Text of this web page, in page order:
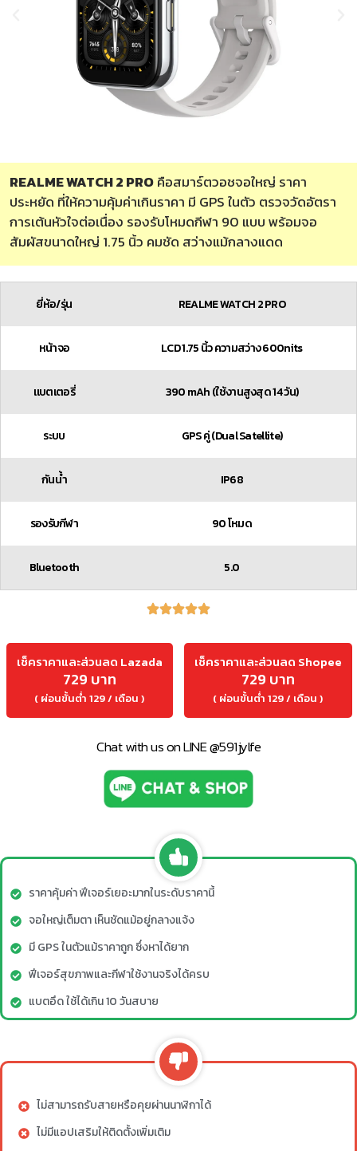
REALME WATCH 2 PROคือสมาร์ตวอชจอใหญ่ ราคา
ประหยัด ที่ให้ความคุ้มค่าเกินราคา มี GPS ในตัว ตรวจวัดอัตรา
การเต้นหัวใจต่อเนื่อง รองรับโหมดกีฬา 90 แบบ พร้อมจอ
สัมผัสขนาดใหญ่ 1.75 นิ้ว คมชัด สว่างแม้กลางแดด
ยี่ห้อ/รุ่น REALME WATCH 2 PRO
หน้าจอ LCD 1.75 นิ้ว ความสว่าง 600nits
แบตเตอรี่ 390 mAh (ใช้งานสูงสุด 14 วัน)
ระบบ GPS คู่ (Dual Satellite)
กันน้ำ IP68
รองรับกีฬา 90 โหมด
Bluetooth 5.0
เช็คราคาและส่วนลด Lazada
729 บาท
( ผ่อนขั้นต่ำ 129 / เดือน )
เช็คราคาและส่วนลด Shopee
729 บาท
( ผ่อนขั้นต่ำ 129 / เดือน )
Chat with us on LINE @591jylfe
ราคาคุ้มค่า ฟีเจอร์เยอะมากในระดับราคานี้
จอใหญ่เต็มตา เห็นชัดแม้อยู่กลางแจ้ง
มี GPS ในตัวแม้ราคาถูก ซึ่งหาได้ยาก
ฟีเจอร์สุขภาพและกีฬาใช้งานจริงได้ครบ
แบตอึด ใช้ได้เกิน 10 วันสบาย
ไม่สามารถรับสายหรือคุยผ่านนาฬิกาได้
ไม่มีแอปเสริมให้ติดตั้งเพิ่มเติม